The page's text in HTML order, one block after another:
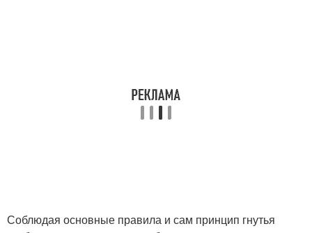
Соблюдая основные правила и сам принцип гнутья